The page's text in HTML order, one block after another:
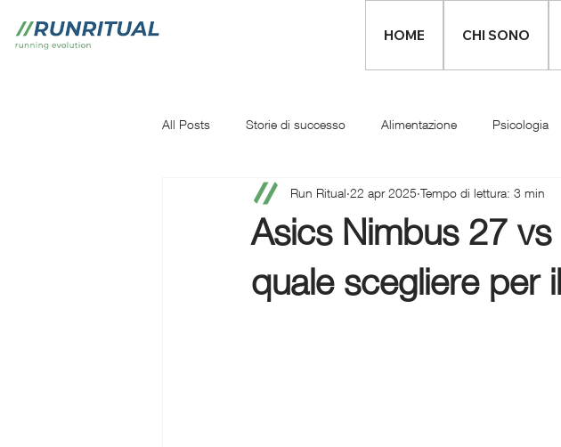
HOME CHI SONO
All Posts Storie di successo Alimentazione Psicologia
Iniziare a correre Infortuni Abbigliamento
Asics Nimbus 27
quale scegliere per
Run Ritual 22 apr 2025 Tempo di lettura: 3 min